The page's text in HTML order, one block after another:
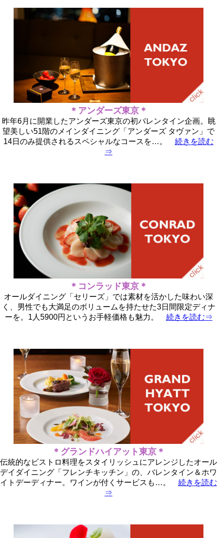
＊アンダーズ東京＊
昨年6月に開業したアンダーズ東京の初バレンタイン企画。眺
望美しい51階のメインダイニング「アンダーズ タヴァン」で
14日のみ提供されるスペシャルなコースを…。 続きを読む
⇒
＊コンラッド東京＊
オールダイニング「セリーズ」では素材を活かした味わい深
く、男性でも大満足のボリュームを持たせた3日間限定ディナ
ーを。1人5900円というお手軽価格も魅力。 続きを読む⇒
＊グランドハイアット東京＊
伝統的なビストロ料理をスタイリッシュにアレンジしたオール
デイダイニング「フレンチキッチン」の、バレンタイン＆ホワ
イトデーディナー。ワインが付くサービスも…。 続きを読む
⇒